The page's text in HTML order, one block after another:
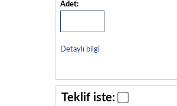
Adet:
Detaylı bilgi
Teklif iste: